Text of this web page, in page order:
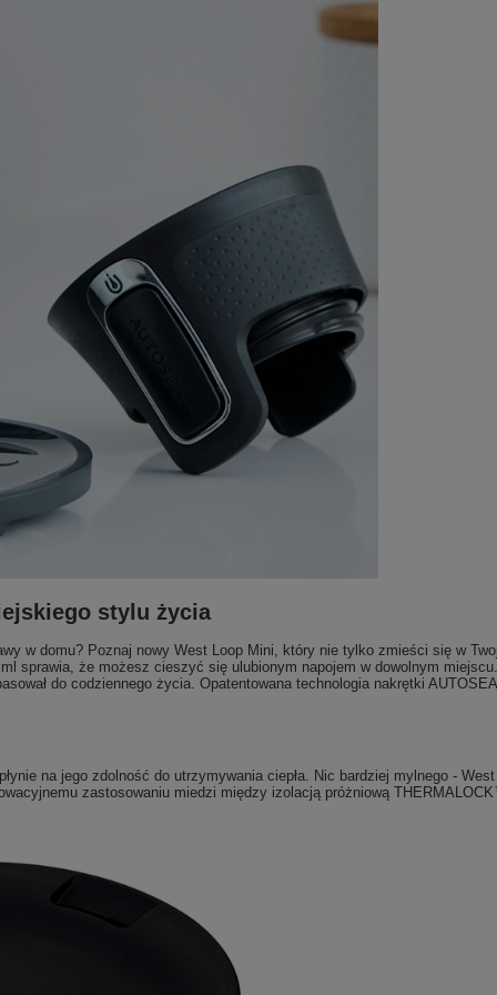
stylu życia
w domu? Poznaj nowy West Loop Mini, który nie tylko zmieści się w
sprawia, że możesz cieszyć się ulubionym napojem w dowolnym
do codziennego życia. Opatentowana technologia nakrętki
na jego zdolność do utrzymywania ciepła. Nic bardziej mylnego -
zastosowaniu miedzi między izolacją próżniową